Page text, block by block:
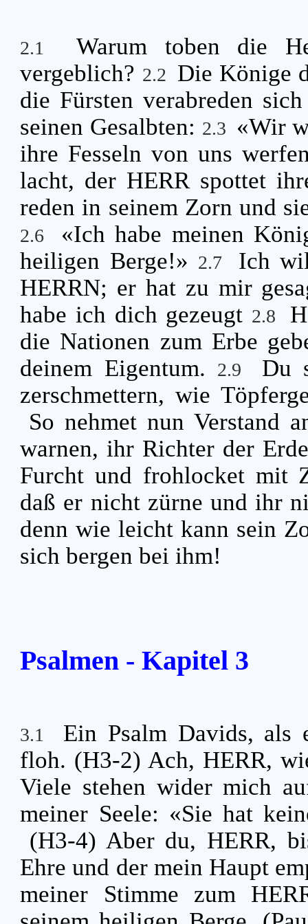
2.1
Warum toben die
vergeblich? 2.2 Die Könige
die Fürsten verabreden
seinen Gesalbten: 2.3 «Wir
ihre Fesseln von uns
lacht, der HERR spottet
reden in seinem Zorn und
2.6
«Ich habe meinen
heiligen Berge!» 2.7
Ich
HERRN; er hat zu mir
habe ich dich gezeugt 2.8
die Nationen zum Erbe
deinem Eigentum.
2.9
Du
zerschmettern, wie
So nehmet nun Verstand
warnen, ihr Richter der
Furcht und frohlocket mit
daß er nicht zürne und ihr
denn wie leicht kann sein
sich bergen bei ihm!
Psalmen - Kapitel 3
3.1
Ein Psalm Davids, als
floh. (H3-2) Ach, HERR,
Viele stehen wider mich
meiner Seele: «Sie hat
(H3-4) Aber du, HERR,
Ehre und der mein Haupt
meiner Stimme zum